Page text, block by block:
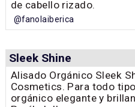
de cabello rizado.
@fanolaiberica
Sleek Shine
Alisado Orgánico Sleek
Cosmetics. Para todo
orgánico elegante y